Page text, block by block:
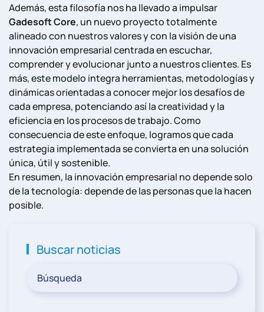
Además, esta filosofía nos ha llevado a impulsar
Gadesoft Core, un nuevo proyecto totalmente
alineado con nuestros valores y con la visión de una
innovación empresarial centrada en escuchar,
comprender y evolucionar junto a nuestros clientes. Es
más, este modelo integra herramientas, metodologías y
dinámicas orientadas a conocer mejor los desafíos de
cada empresa, potenciando así la creatividad y la
eficiencia en los procesos de trabajo. Como
consecuencia de este enfoque, logramos que cada
estrategia implementada se convierta en una solución
única, útil y sostenible.
En resumen, la innovación empresarial no depende solo
de la tecnología: depende de las personas que la hacen
posible.
Buscar noticias